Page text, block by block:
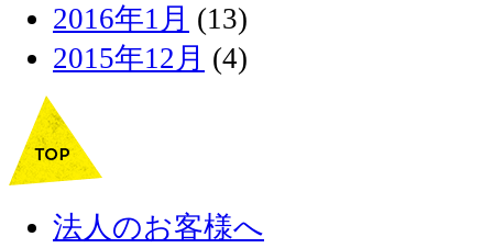
2016年1月 (13)
2015年12月 (4)
法人のお客様へ